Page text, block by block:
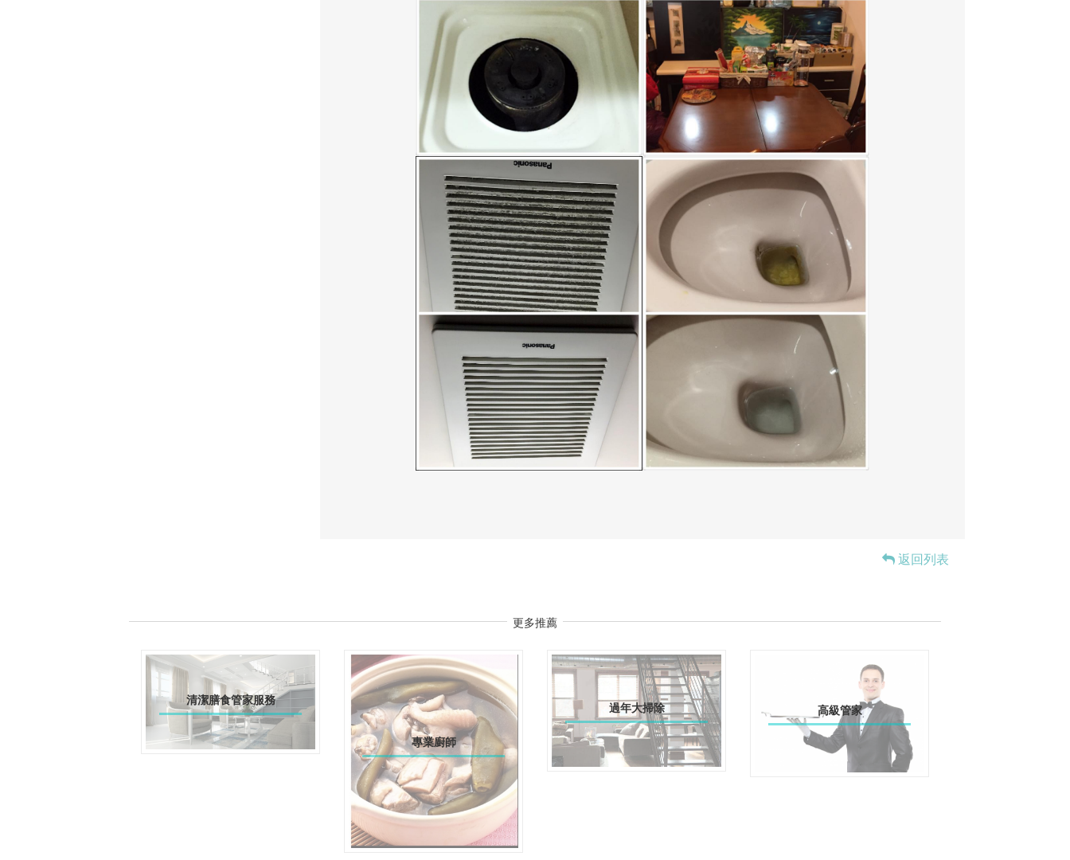
返回列表
更多推薦
清潔膳食管家服務
專業廚師
過年大掃除 高級管家